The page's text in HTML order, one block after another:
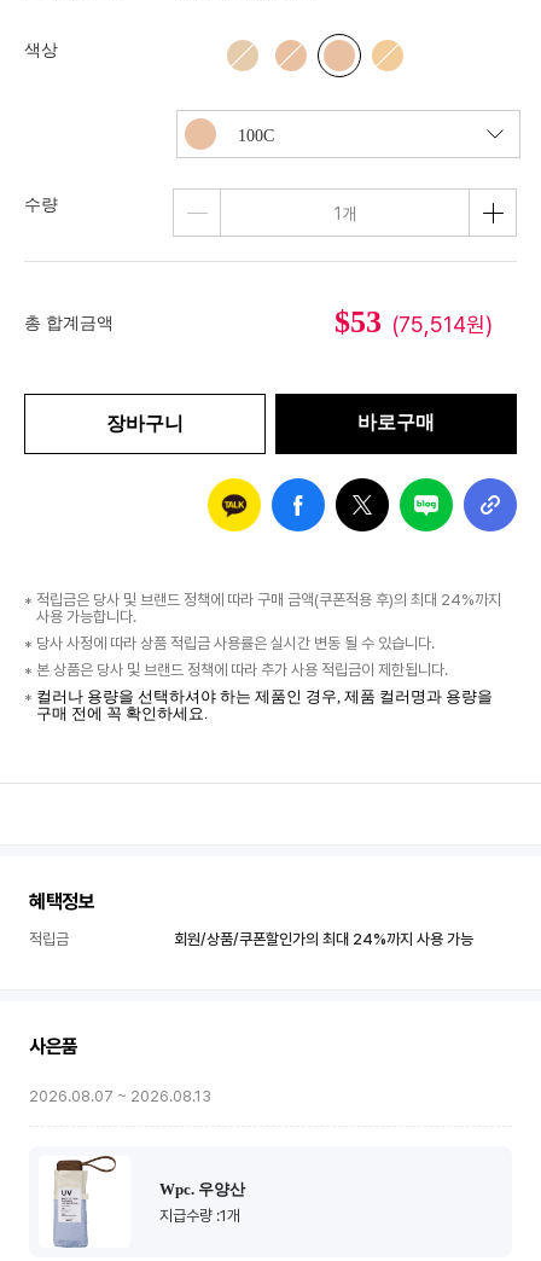
총 합계금액 $53 (75,514원)
색상
수량 1 개
장바구니 바로구매
적립금은 당사 및 브랜드 정책에 따라 구매 금액(쿠폰적용 후)의 최대 24%까지
사용 가능합니다.
당사 사정에 따라 상품 적립금 사용률은 실시간 변동 될 수 있습니다.
본 상품은 당사 및 브랜드 정책에 따라 추가 사용 적립금이 제한됩니다.
컬러나 용량을 선택하셔야 하는 제품인 경우, 제품 컬러명과 용량을
구매 전에 꼭 확인하세요.
세
혜
혜택정보
적립금 회원/상품/쿠폰할인가의 최대 24%까지 사용 가능
사은품
2026.08.07 ~ 2026.08.13
Wpc. 우양산
지급수량 :1개